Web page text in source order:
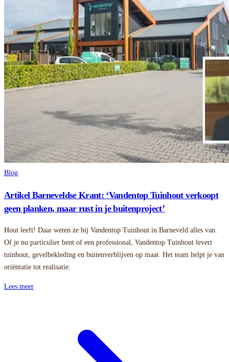
Blog
Artikel Barneveldse Krant: ‘Vandentop Tuinhout verkoopt
geen planken, maar rust in je buitenproject’
Hout leeft! Daar weten ze bij Vandentop Tuinhout in Barneveld alles van.
Of je nu particulier bent of een professional, Vandentop Tuinhout levert
tuinhout, gevelbekleding en buitenverblijven op maat. Het team helpt je van
oriëntatie tot realisatie.
Lees meer